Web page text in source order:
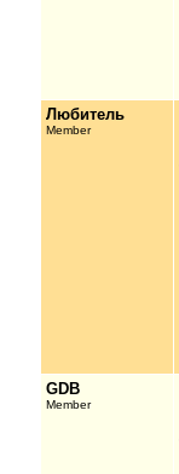
Любитель
Member
GDB
Member